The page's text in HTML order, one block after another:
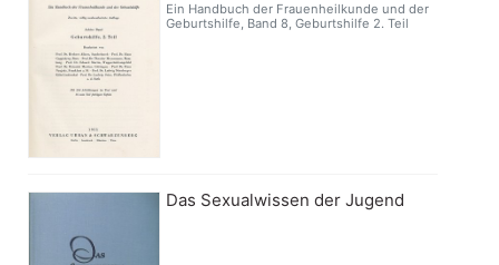
Ein Handbuch der Frauenheilkunde und der
Geburtshilfe, Band 8, Geburtshilfe 2. Teil
Das Sexualwissen der Jugend